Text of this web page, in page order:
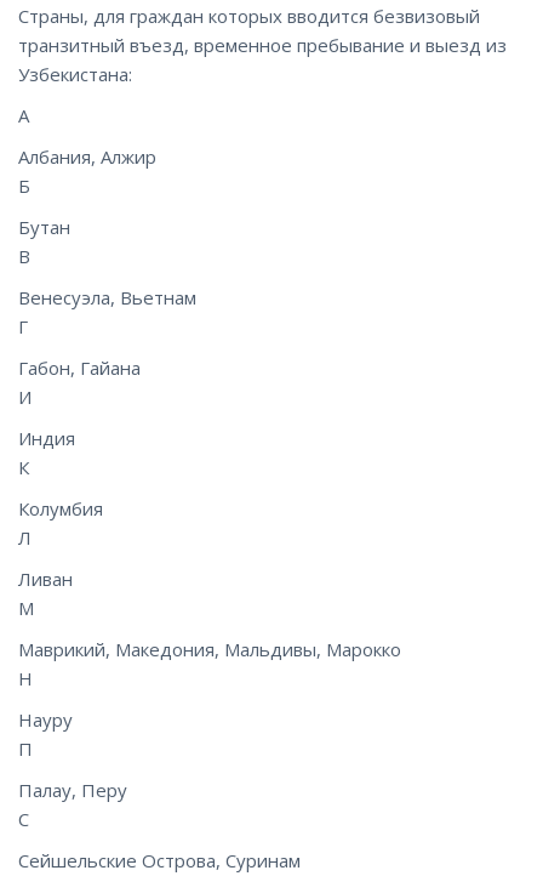
Страны, для граждан которых вводится безвизовый
транзитный въезд, временное пребывание и выезд из
Узбекистана:
А
Албания, Алжир
Б
Бутан
В
Венесуэла, Вьетнам
Г
Габон, Гайана
И
Индия
К
Колумбия
Л
Ливан
М
Маврикий, Македония, Мальдивы, Марокко
Н
Науру
П
Палау, Перу
С
Сейшельские Острова, Суринам